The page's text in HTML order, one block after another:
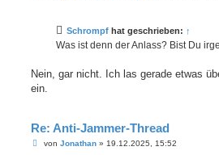
Schrompf hat geschrieben: ↑
Was ist denn der Anlass? Bist Du
Nein, gar nicht. Ich las gerade etwas
ein.
Re: Anti-Jammer-Thread
Bvon Jonathan» 19.12.2025, 15:52